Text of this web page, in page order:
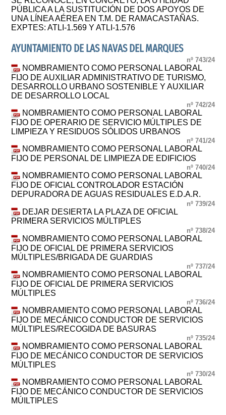
PÚBLICA A LA SUSTITUCIÓN DE DOS APOYOS DE
UNA LÍNEA AÉREA EN T.M. DE RAMACASTAÑAS.
EXPTES: ATLI-1.569 Y ATLI-1.576
AYUNTAMIENTO DE LAS NAVAS DEL MARQUES
nº 743/24
NOMBRAMIENTO COMO PERSONAL LABORAL
FIJO DE AUXILIAR ADMINISTRATIVO DE TURISMO,
DESARROLLO URBANO SOSTENIBLE Y AUXILIAR
DE DESARROLLO LOCAL
nº 742/24
NOMBRAMIENTO COMO PERSONAL LABORAL
FIJO DE OPERARIO DE SERVICIO MÚLTIPLES DE
LIMPIEZA Y RESIDUOS SÓLIDOS URBANOS
nº 741/24
NOMBRAMIENTO COMO PERSONAL LABORAL
FIJO DE PERSONAL DE LIMPIEZA DE EDIFICIOS
nº 740/24
NOMBRAMIENTO COMO PERSONAL LABORAL
FIJO DE OFICIAL CONTROLADOR ESTACIÓN
DEPURADORA DE AGUAS RESIDUALES E.D.A.R.
nº 739/24
DEJAR DESIERTA LA PLAZA DE OFICIAL
PRIMERA SERVICIOS MÚLTIPLES
nº 738/24
NOMBRAMIENTO COMO PERSONAL LABORAL
FIJO DE OFICIAL DE PRIMERA SERVICIOS
MÚLTIPLES/BRIGADA DE GUARDIAS
nº 737/24
NOMBRAMIENTO COMO PERSONAL LABORAL
FIJO DE OFICIAL DE PRIMERA SERVICIOS
MÚLTIPLES
nº 736/24
NOMBRAMIENTO COMO PERSONAL LABORAL
FIJO DE MECÁNICO CONDUCTOR DE SERVICIOS
MÚLTIPLES/RECOGIDA DE BASURAS
nº 735/24
NOMBRAMIENTO COMO PERSONAL LABORAL
FIJO DE MECÁNICO CONDUCTOR DE SERVICIOS
MÚLTIPLES
nº 730/24
NOMBRAMIENTO COMO PERSONAL LABORAL
FIJO DE MECÁNICO CONDUCTOR DE SERVICIOS
MÚILTIPLES